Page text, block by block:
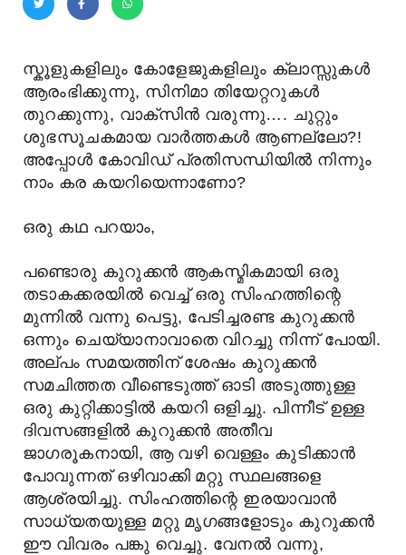
സ്കൂളുകളിലും കോളേജുകളിലും ക്ലാസ്സുകൾ
ആരംഭിക്കുന്നു, സിനിമാ തിയേറ്ററുകൾ
തുറക്കുന്നു, വാക്സിൻ വരുന്നു…. ചുറ്റും
ശുഭസൂചകമായ വാർത്തകൾ ആണല്ലോ?!
അപ്പോൾ കോവിഡ് പ്രതിസന്ധിയിൽ നിന്നും
നാം കര കയറിയെന്നാണോ?
ഒരു കഥ പറയാം,
പണ്ടൊരു കുറുക്കൻ ആകസ്മികമായി ഒരു
തടാകക്കരയിൽ വെച്ച് ഒരു സിംഹത്തിന്റെ
മുന്നിൽ വന്നു പെട്ടു, പേടിച്ചരണ്ട കുറുക്കൻ
ഒന്നും ചെയ്യാനാവാതെ വിറച്ചു നിന്ന് പോയി.
അല്പം സമയത്തിന് ശേഷം കുറുക്കൻ
സമചിത്തത വീണ്ടെടുത്ത് ഓടി അടുത്തുള്ള
ഒരു കുറ്റിക്കാട്ടിൽ കയറി ഒളിച്ചു. പിന്നീട് ഉള്ള
ദിവസങ്ങളിൽ കുറുക്കൻ അതീവ
ജാഗരൂകനായി, ആ വഴി വെള്ളം കുടിക്കാൻ
പോവുന്നത് ഒഴിവാക്കി മറ്റു സ്ഥലങ്ങളെ
ആശ്രയിച്ചു. സിംഹത്തിന്റെ ഇരയാവാൻ
സാധ്യതയുള്ള മറ്റു മൃഗങ്ങളോടും കുറുക്കൻ
ഈ വിവരം പങ്കു വെച്ചു. വേനൽ വന്നു,